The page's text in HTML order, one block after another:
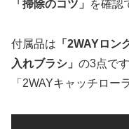
「掃除のコツ」
を確認
付属品は 「2WAYロ
入れブラシ」 の3点で
「2WAYキャッチロー